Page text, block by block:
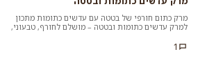
מרק כתום חורפי של בטטה עם עדשים כתומות מתכון
למרק עדשים כתומות ובטטה – מושלם לחורף, טבעוני,
1